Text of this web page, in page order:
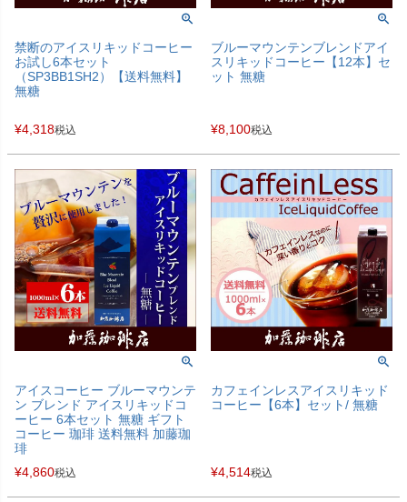
禁断のアイスリキッドコーヒー
お試し6本セット
（SP3BB1SH2）【送料無料】
無糖
¥4,318税込
ブルーマウンテンブレンドアイ
スリキッドコーヒー【12本】セ
ット 無糖
¥8,100税込
アイスコーヒー ブルーマウンテ
ン ブレンド アイスリキッドコ
ーヒー 6本セット 無糖 ギフト
コーヒー 珈琲 送料無料 加藤珈
琲
¥4,860税込
カフェインレスアイスリキッド
コーヒー【6本】セット/ 無糖
¥4,514税込